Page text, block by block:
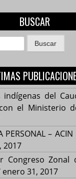
BUSCAR
indígenas del
el Ministerio
PERSONAL – ACIN
2017
Congreso Zonal
enero 31, 2017